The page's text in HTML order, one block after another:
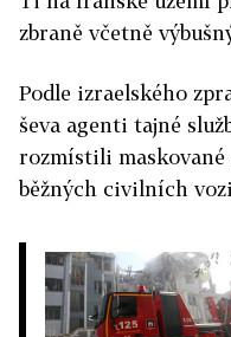
zbraně včetně
Podle izraelského
ševa agenti tajné
rozmístili
běžných civilních